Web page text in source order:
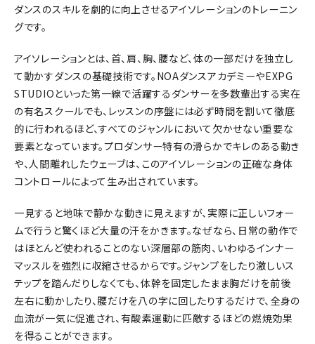
ダンスのスキルを劇的に向上させるアイソレーションのトレーニン
グです。
アイソレーションとは、首、肩、胸、腰など、体の一部だけを独立し
て動かすダンスの基礎技術です。NOAダンスアカデミーやEXPG
STUDIOといった第一線で活躍するダンサーを多数輩出する実在
の有名スクールでも、レッスンの序盤には必ず時間を割いて徹底
的に行われるほど、すべてのジャンルにおいて欠かせない重要な
要素となっています。プロダンサー特有の滑らかでキレのある動き
や、人間離れしたウェーブは、このアイソレーションの正確な身体
コントロールによって生み出されています。
一見すると地味で静かな動きに見えますが、実際に正しいフォー
ムで行うと驚くほど大量の汗をかきます。なぜなら、日常の動作で
はほとんど使われることのない深層部の筋肉、いわゆるインナー
マッスルを強烈に収縮させるからです。ジャンプをしたり激しいス
テップを踏んだりしなくても、体幹を固定したまま胸だけを前後
左右に動かしたり、腰だけを八の字に回したりするだけで、全身の
血流が一気に促進され、有酸素運動に匹敵するほどの燃焼効果
を得ることができます。